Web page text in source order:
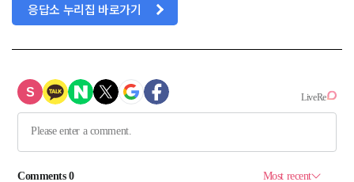
응답소 누리집 바로가기